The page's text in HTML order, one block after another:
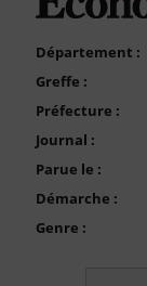
Compte PRO
Département :
Greffe :
Préfecture :
Journal :
Parue le :
Démarche :
Genre :